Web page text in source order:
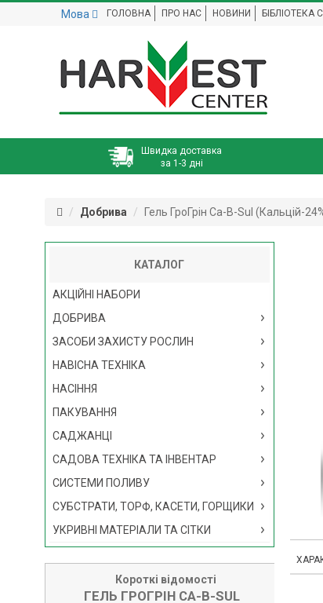
Мова ГОЛОВНА ПРО НАС НОВИНИ БІБЛІОТЕКА
Швидка доставка
за 1-3 дні
Добрива Гель ГроГрін Ca-B-Sul (Кальцій-
КАТАЛОГ
АКЦІЙНІ НАБОРИ
ДОБРИВА
ЗАСОБИ ЗАХИСТУ РОСЛИН
НАВІСНА ТЕХНІКА
НАСІННЯ
ПАКУВАННЯ
САДЖАНЦІ
САДОВА ТЕХНІКА ТА ІНВЕНТАР
СИСТЕМИ ПОЛИВУ
СУБСТРАТИ, ТОРФ, КАСЕТИ, ГОРЩИКИ
УКРИВНІ МАТЕРІАЛИ ТА СІТКИ
Короткі відомості
ГЕЛЬ ГРОГРІН CA-B-SUL